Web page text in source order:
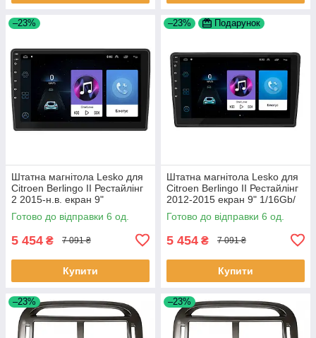
–23%
Штатна магнітола Lesko для
Citroen Berlingo II Рестайлінг
2 2015-н.в. екран 9"
1/16Gb/Wi-Fi GPS Optima 6шт
Готово до відправки 6 од.
5 454 ₴ 7 091 ₴
Купити
–23% Подарунок
Штатна магнітола Lesko для
Citroen Berlingo II Рестайлінг
2012-2015 екран 9" 1/16Gb/
Wi-Fi GPS Optima 6шт
Готово до відправки 6 од.
5 454 ₴ 7 091 ₴
Купити
–23% –23%